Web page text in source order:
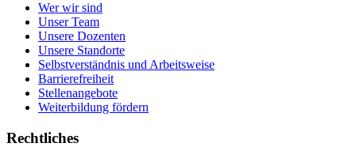
Wer wir sind
Unser Team
Unsere Dozenten
Unsere Standorte
Selbstverständnis und Arbeitsweise
Barrierefreiheit
Stellenangebote
Weiterbildung fördern
Rechtliches